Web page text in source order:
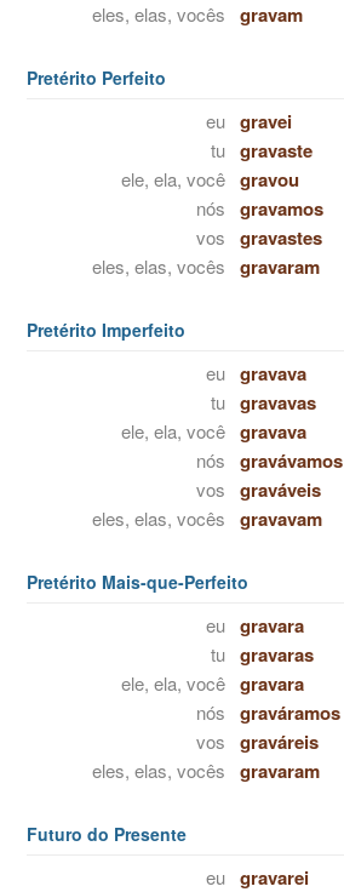
eles, elas, vocês gravam
Pretérito Perfeito
eu gravei
tu gravaste
ele, ela, você gravou
nós gravamos
vos gravastes
eles, elas, vocês gravaram
Pretérito Imperfeito
eu gravava
tu gravavas
ele, ela, você gravava
nós gravávamos
vos graváveis
eles, elas, vocês gravavam
Pretérito Mais-que-Perfeito
eu gravara
tu gravaras
ele, ela, você gravara
nós graváramos
vos graváreis
eles, elas, vocês gravaram
Futuro do Presente
eu gravarei